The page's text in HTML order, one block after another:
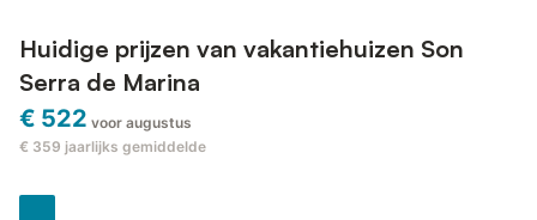
Huidige prijzen van vakantiehuizen Son
Serra de Marina
€ 522 voor augustus
€ 359 jaarlijks gemiddelde